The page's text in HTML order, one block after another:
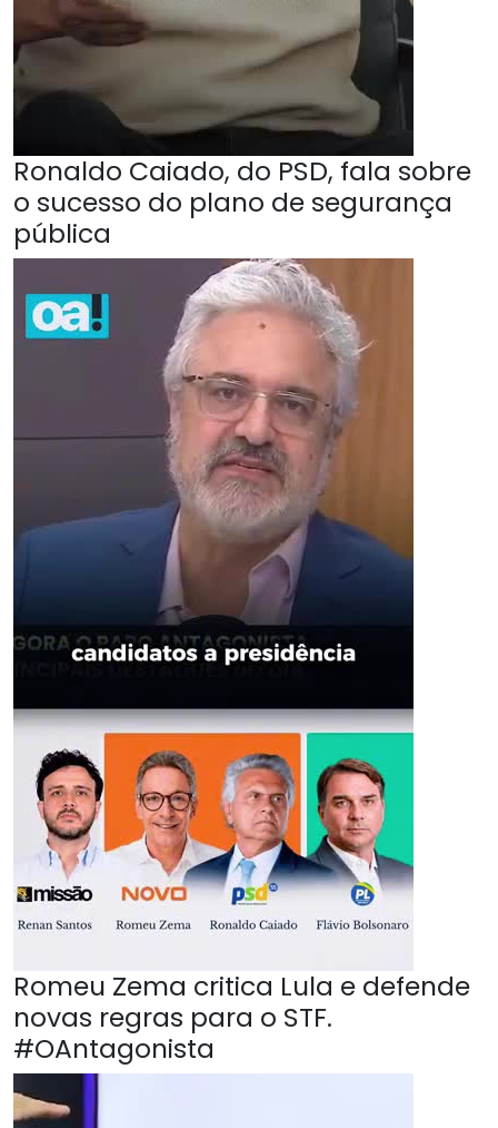
Ronaldo Caiado, do PSD, fala sobre
o sucesso do plano de segurança
pública
Romeu Zema critica Lula e defende
novas regras para o STF.
#OAntagonista